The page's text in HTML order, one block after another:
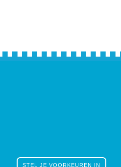
STEL JE VOORKEUREN IN